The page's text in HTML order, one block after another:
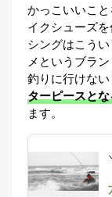
かっこいいこ
イクシューズ
シングはこう
メというブラ
釣りに行けない
ターピースと
ます。